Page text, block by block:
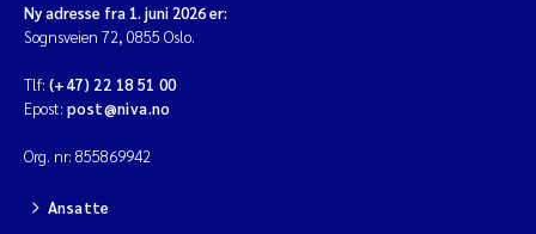
Ny adresse fra 1. juni 2026 er:
Sognsveien 72, 0855 Oslo.
Tlf: (+47) 22 18 51 00
Epost: post@niva.no
Org. nr: 855869942
Ansatte